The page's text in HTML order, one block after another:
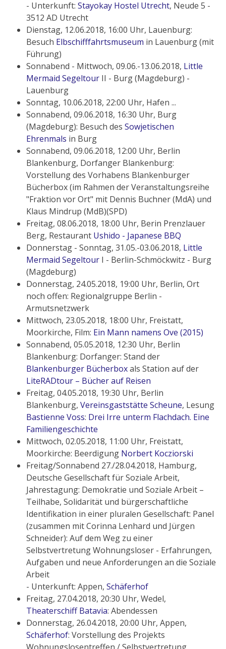
- Unterkunft: Stayokay Hostel Utrecht, Neude 5 -
3512 AD Utrecht
Dienstag, 12.06.2018, 16:00 Uhr, Lauenburg:
Besuch Elbschifffahrtsmuseum in Lauenburg (mit
Führung)
Sonnabend - Mittwoch, 09.06.-13.06.2018, Little
Mermaid Segeltour II - Burg (Magdeburg) -
Lauenburg
Sonntag, 10.06.2018, 22:00 Uhr, Hafen ...
Sonnabend, 09.06.2018, 16:30 Uhr, Burg
(Magdeburg): Besuch des Sowjetischen
Ehrenmals in Burg
Sonnabend, 09.06.2018, 12:00 Uhr, Berlin
Blankenburg, Dorfanger Blankenburg:
Vorstellung des Vorhabens Blankenburger
Bücherbox (im Rahmen der Veranstaltungsreihe
"Fraktion vor Ort" mit Dennis Buchner (MdA) und
Klaus Mindrup (MdB)(SPD)
Freitag, 08.06.2018, 18:00 Uhr, Berin Prenzlauer
Berg, Restaurant Ushido - Japanese BBQ
Donnerstag - Sonntag, 31.05.-03.06.2018, Little
Mermaid Segeltour I - Berlin-Schmöckwitz - Burg
(Magdeburg)
Donnerstag, 24.05.2018, 19:00 Uhr, Berlin, Ort
noch offen: Regionalgruppe Berlin -
Armutsnetzwerk
Mittwoch, 23.05.2018, 18:00 Uhr, Freistatt,
Moorkirche, Film: Ein Mann namens Ove (2015)
Sonnabend, 05.05.2018, 12:30 Uhr, Berlin
Blankenburg: Dorfanger: Stand der
Blankenburger Bücherboxals Station auf der
LiteRADtour – Bücher auf Reisen
Freitag, 04.05.2018, 19:30 Uhr, Berlin
Blankenburg, Vereinsgaststätte Scheune, Lesung
Bastienne Voss: Drei Irre unterm Flachdach. Eine
Familiengeschichte
Mittwoch, 02.05.2018, 11:00 Uhr, Freistatt,
Moorkirche: Beerdigung Norbert Kocziorski
Freitag/Sonnabend 27./28.04.2018, Hamburg,
Deutsche Gesellschaft für Soziale Arbeit,
Jahrestagung: Demokratie und Soziale Arbeit –
Teilhabe, Solidarität und bürgerschaftliche
Identifikation in einer pluralen Gesellschaft: Panel
(zusammen mit Corinna Lenhard und Jürgen
Schneider): Auf dem Weg zu einer
Selbstvertretung Wohnungsloser - Erfahrungen,
Aufgaben und neue Anforderungen an die Soziale
Arbeit
- Unterkunft: Appen, Schäferhof
Freitag, 27.04.2018, 20:30 Uhr, Wedel,
Theaterschiff Batavia: Abendessen
Donnerstag, 26.04.2018, 20:00 Uhr, Appen,
Schäferhof: Vorstellung des Projekts
Wohnungslosentreffen / Selbstvertretung